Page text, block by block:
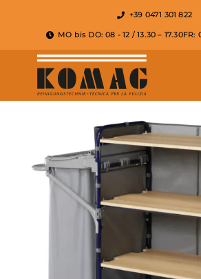
+39 0471 301 822
MO bis DO: 08 - 12 / 13.30 – 17.30FR: